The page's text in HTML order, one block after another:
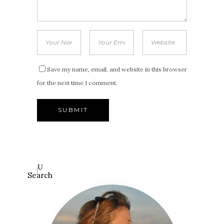
Save my name, email, and website in this browser
for the next time I comment.
Search